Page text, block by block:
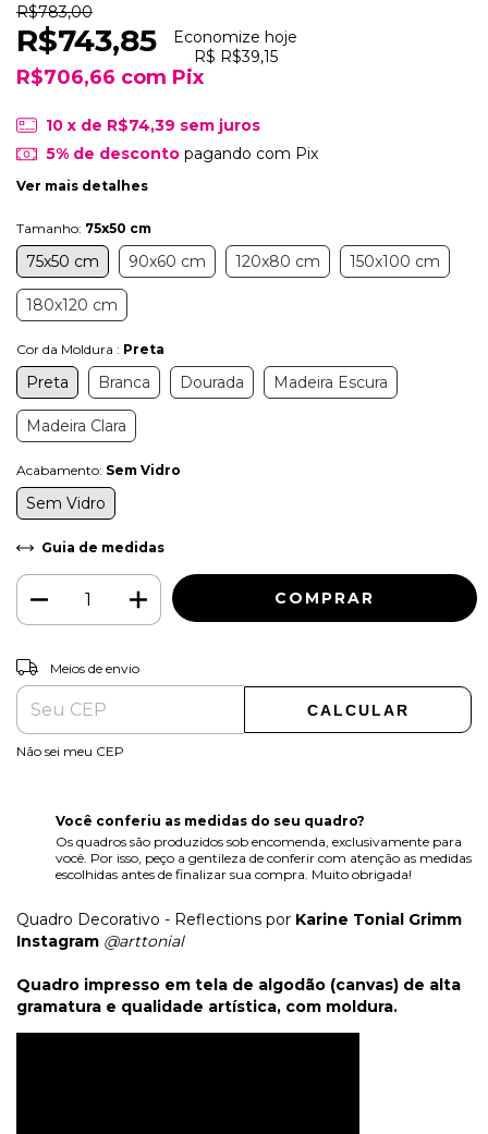
R$783,00
R$743,85
Economize hoje
R$ R$39,15
R$706,66 com Pix
10 x de R$74,39 sem juros
5% de descontopagando com Pix
Ver mais detalhes
Tamanho: 75x50 cm
75x50 cm 90x60 cm 120x80 cm 150x100 cm
180x120 cm
Cor da Moldura : Preta
Preta Branca Dourada Madeira Escura
Madeira Clara
Acabamento: Sem Vidro
Sem Vidro
Guia de medidas
Entregas para o CEP:
Meios de envio
CALCULAR
Não sei meu CEP
Você conferiu as medidas do seu quadro?
Os quadros são produzidos sob encomenda, exclusivamente para
você. Por isso, peço a gentileza de conferir com atenção as medidas
escolhidas antes de finalizar sua compra. Muito obrigada!
Quadro Decorativo - Reflections por Karine Tonial Grimm
Instagram @arttonial
Quadro impresso em tela de algodão (canvas) de alta
gramatura e qualidade artística, com moldura.